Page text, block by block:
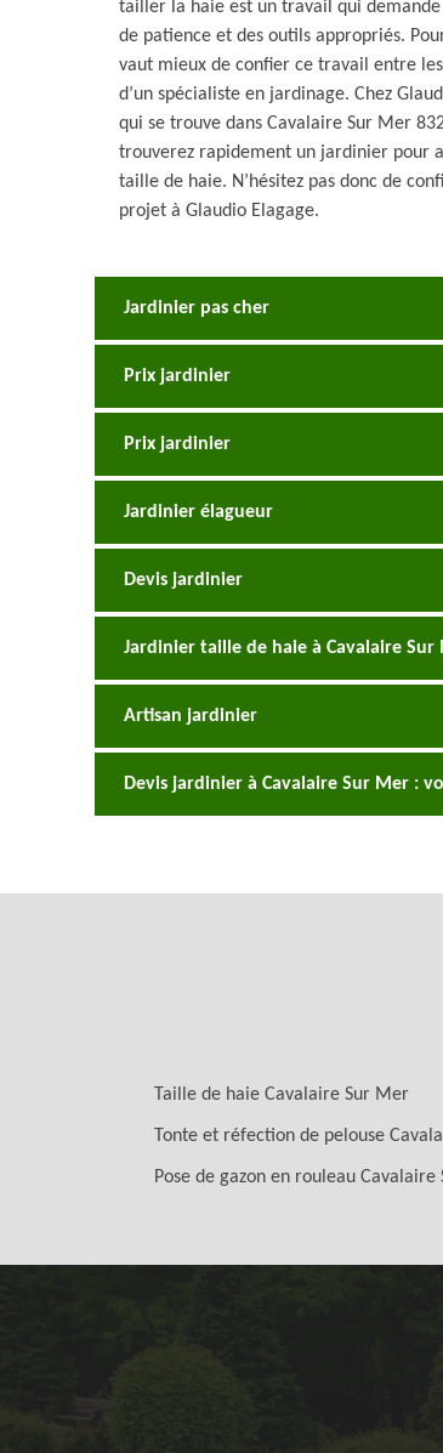
tailler la haie est un travail qui demande
de patience et des outils appropriés.
vaut mieux de confier ce travail entre
d’un spécialiste en jardinage. Chez
qui se trouve dans Cavalaire Sur Mer
trouverez rapidement un jardinier pour
taille de haie. N’hésitez pas donc de
projet à Glaudio Elagage.
Jardinier pas cher
Prix jardinier
Prix jardinier
Jardinier élagueur
Devis jardinier
Jardinier taille de haie à Cavalaire
Artisan jardinier
Devis jardinier à Cavalaire Sur Mer :
Taille de haie Cavalaire Sur Mer
Tonte et réfection de pelouse
Pose de gazon en rouleau Cavalaire